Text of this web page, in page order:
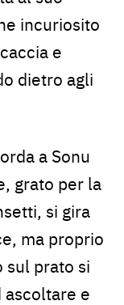
incuriosito
e
dietro agli
a Sonu
grato per la
si gira
ma proprio
sul prato si
ascoltare e